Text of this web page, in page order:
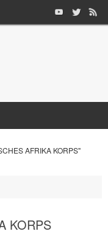
AFRIKA KORPS"
KORPS